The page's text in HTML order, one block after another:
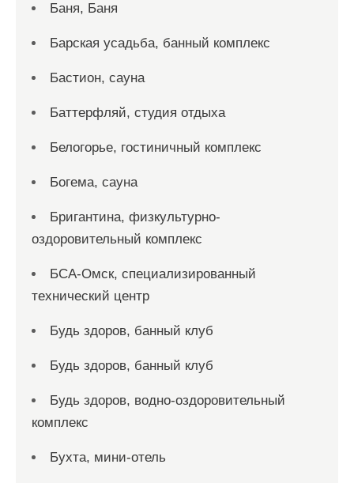
Баня, Баня
Барская усадьба, банный комплекс
Бастион, сауна
Баттерфляй, студия отдыха
Белогорье, гостиничный комплекс
Богема, сауна
Бригантина, физкультурно-
оздоровительный комплекс
БСА-Омск, специализированный
технический центр
Будь здоров, банный клуб
Будь здоров, банный клуб
Будь здоров, водно-оздоровительный
комплекс
Бухта, мини-отель